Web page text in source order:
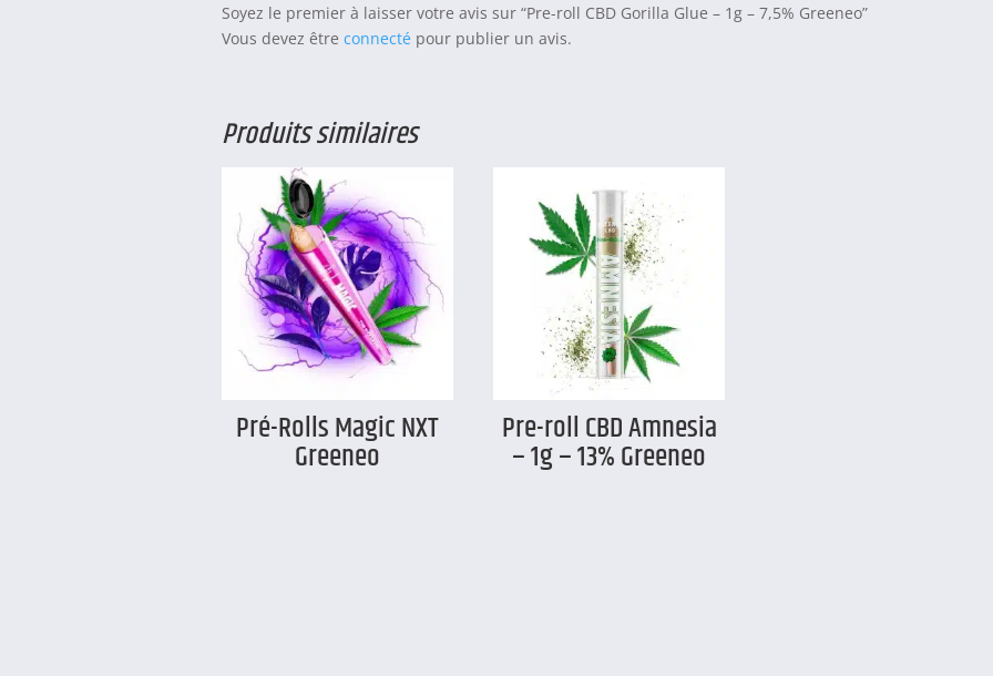
Soyez le premier à laisser votre avis sur “Pre-roll CBD Gorilla Glue – 1g – 7,5% Greeneo”
Vous devez être connecté pour publier un avis.
Produits similaires
Pré-Rolls Magic NXT
Greeneo
Pre-roll CBD Amnesia
– 1g – 13% Greeneo